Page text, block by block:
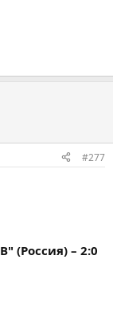
#277
(Россия) – 2:0